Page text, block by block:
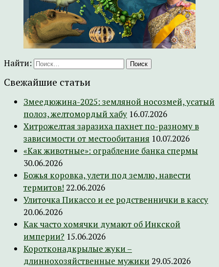
Найти:
Свежайшие статьи
Змеедюжина-2025: земляной носозмей, усатый
полоз, желтомордый хабу 16.07.2026
Хитрожелтая заразиха пахнет по-разному в
зависимости от местообитания 10.07.2026
«Как животные»: ограбление банка спермы
30.06.2026
Божья коровка, улети под землю, навести
термитов! 22.06.2026
Улиточка Пикассо и ее родственнички в кассу
20.06.2026
Как часто хомячки думают об Инкской
империи? 15.06.2026
Коротконадкрылые жуки –
длиннохозяйственные мужики 29.05.2026